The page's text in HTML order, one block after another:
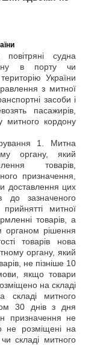
судна
в порту чи
України
з митної
засоби і
пасажирів,
митного кордону
1. Митна
органу, який
товарів,
призначення,
доставлення цих
до зазначеного
митної
товарів, а
органом рішення
товарів нова
органу, який
не пізніше 10
якщо товари
на складі
складі митного
30 днів з дня
призначення не
не розміщені на
складі митного